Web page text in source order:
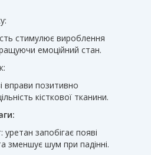
стимулює вироблення
емоційний стан.
вправи позитивно
кісткової тканини.
уретан запобігає появі
зменшує шум при падінні.